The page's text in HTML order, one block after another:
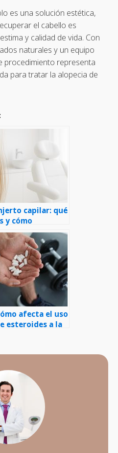
es una solución estética,
el cabello es
y calidad de vida. Con
naturales y un equipo
procedimiento representa
para tratar la alopecia de
capilar: qué
y cómo
paso a
afecta el uso
esteroides a la